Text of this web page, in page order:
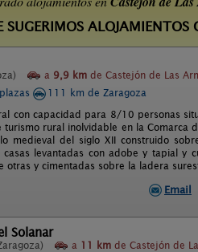
SUGERIMOS ALOJAMIENTOS
a 9,9 km de Castejón de Las
111 km de Zaragoza
con capacidad para 8/10 personas
rural inolvidable en la Comarca
medieval del siglo XII construido
casas levantadas con adobe y tapial
otras y cimentadas sobre la ladera
Email
Solanar
a 11 km de Castejón de